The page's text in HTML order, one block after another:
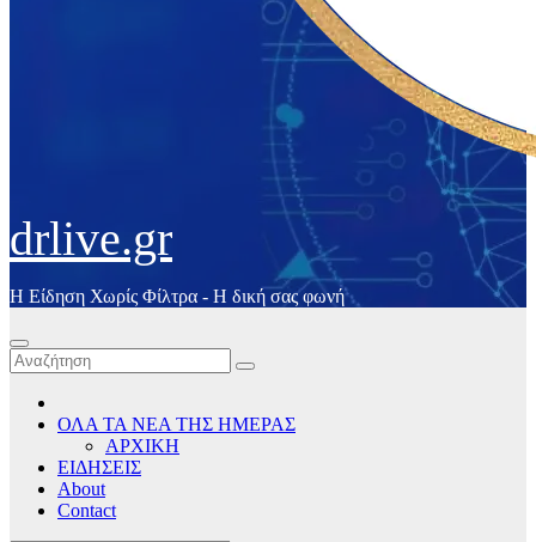
drlive.gr
Η Είδηση Χωρίς Φίλτρα - H δική σας φωνή
ΟΛΑ ΤΑ ΝΕΑ ΤΗΣ ΗΜΕΡΑΣ
ΑΡΧΙΚΗ
ΕΙΔΗΣΕΙΣ
About
Contact